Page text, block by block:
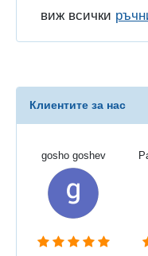
виж всички
Клиентите за нас
gosho goshev